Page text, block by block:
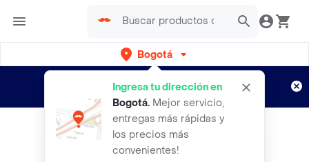
Bogotá
Ingresa tu dirección en
Bogotá. Mejor servicio,
entregas más rápidas y
los precios más
convenientes!
envíos gratis por semanas
Aplican TyC